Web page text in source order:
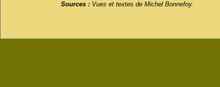
Sources : Vues et textes de Michel Bonnefoy.